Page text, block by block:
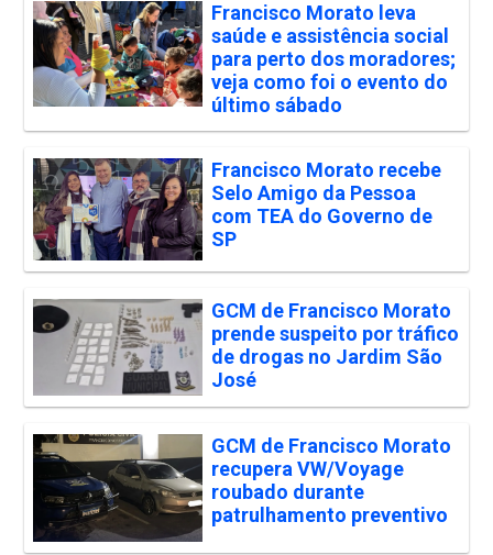
Francisco Morato leva
saúde e assistência social
para perto dos moradores;
veja como foi o evento do
último sábado
Francisco Morato recebe
Selo Amigo da Pessoa
com TEA do Governo de
SP
GCM de Francisco Morato
prende suspeito por tráfico
de drogas no Jardim São
José
GCM de Francisco Morato
recupera VW/Voyage
roubado durante
patrulhamento preventivo